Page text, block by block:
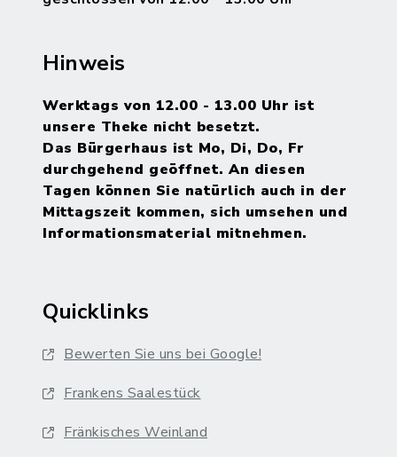
Hinweis
Werktags von 12.00 - 13.00 Uhr ist
unsere Theke nicht besetzt.
Das Bürgerhaus ist Mo, Di, Do, Fr
durchgehend geöffnet. An diesen
Tagen können Sie natürlich auch in der
Mittagszeit kommen, sich umsehen und
Informationsmaterial mitnehmen.
Quicklinks
Bewerten Sie uns bei Google!
Frankens Saalestück
Fränkisches Weinland